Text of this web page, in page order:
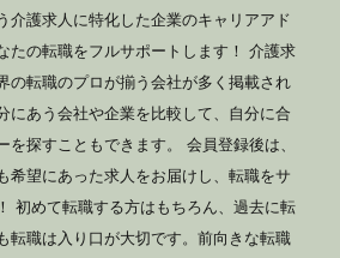
介護求人に特化した企業のキャリアアド
たの転職をフルサポートします！ 介護求
の転職のプロが揃う会社が多く掲載され
にあう会社や企業を比較して、自分に合
を探すこともできます。 会員登録後は、
希望にあった求人をお届けし、転職をサ
初めて転職する方はもちろん、過去に転
転職は入り口が大切です。前向きな転職